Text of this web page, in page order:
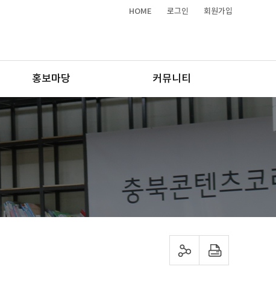
HOME 로그인 회원가입
홍보마당 커뮤니티
sns 공유하기 프린트하기